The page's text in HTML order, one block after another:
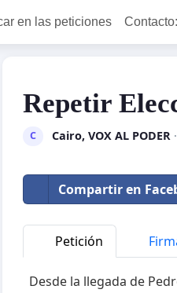
en las peticiones Contacto:
Repetir
C Cairo, VOX AL PODER
Compartir en
Petición
Desde la llegada de